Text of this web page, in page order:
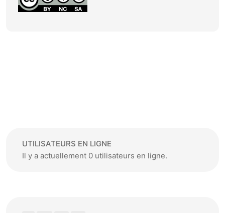
UTILISATEURS EN LIGNE
Il y a actuellement 0 utilisateurs en ligne.